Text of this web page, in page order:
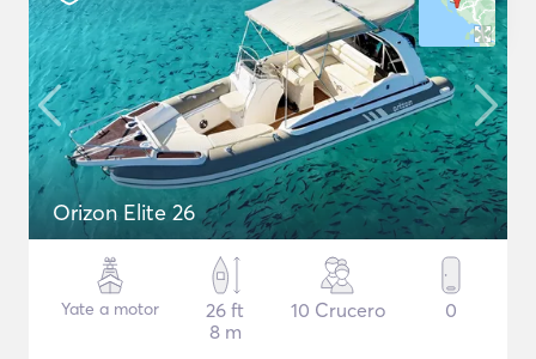
Orizon Elite 26
Yate a motor
26 ft
8 m
10 Crucero 0